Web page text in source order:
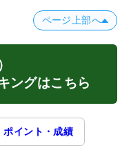
ページ上部へ
ングはこちら
ポイント・成績